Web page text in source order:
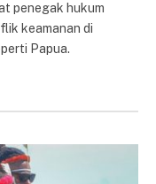
penegak hukum
keamanan di
Papua.